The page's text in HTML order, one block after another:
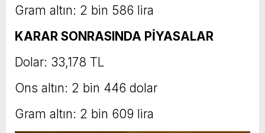
Gram altın: 2 bin 586 lira
KARAR SONRASINDA PİYASALAR
Dolar: 33,178 TL
Ons altın: 2 bin 446 dolar
Gram altın: 2 bin 609 lira